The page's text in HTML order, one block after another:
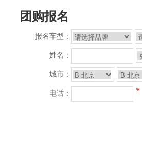
团购报名
报名车型：
姓名：
城市：
电话： *